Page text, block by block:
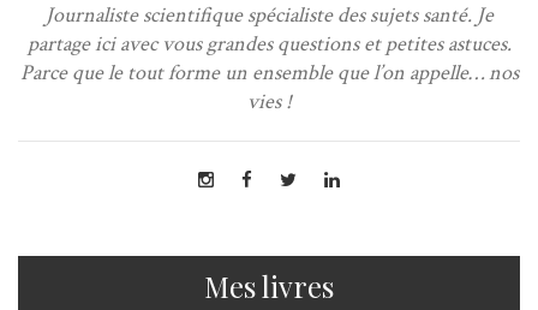
Journaliste scientifique spécialiste des sujets santé. Je
partage ici avec vous grandes questions et petites astuces.
Parce que le tout forme un ensemble que l’on appelle… nos
vies !
Mes livres